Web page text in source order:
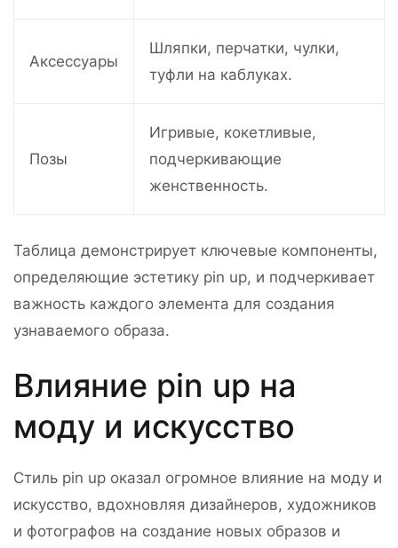
Аксессуары
Шляпки, перчатки, чулки,
туфли на каблуках.
Позы
Игривые, кокетливые,
подчеркивающие
женственность.
Таблица демонстрирует ключевые компоненты,
определяющие эстетику pin up, и подчеркивает
важность каждого элемента для создания
узнаваемого образа.
Влияние pin up на
моду и искусство
Стиль pin up оказал огромное влияние на моду и
искусство, вдохновляя дизайнеров, художников
и фотографов на создание новых образов и